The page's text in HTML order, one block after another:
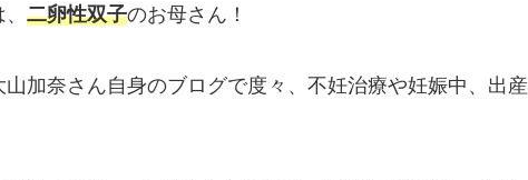
二卵性双子のお母さん！
加奈さん自身のブログで度々、不妊治療や妊娠中、出産